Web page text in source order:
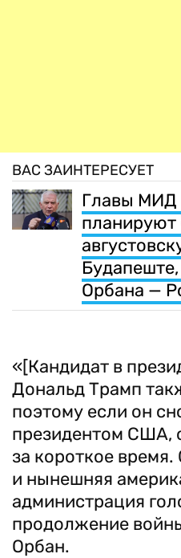
ВАС ЗАИНТЕРЕСУЕТ
Главы МИД
планируют
Орбана —
«[Кандидат в
Дональд Трамп
поэтому если он
президентом США,
за короткое
и нынешняя
администрация
продолжение
Орбан.